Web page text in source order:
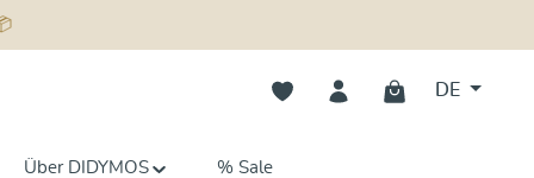
Du hast 0 Produkte auf dem
DE
Über DIDYMOS % Sale